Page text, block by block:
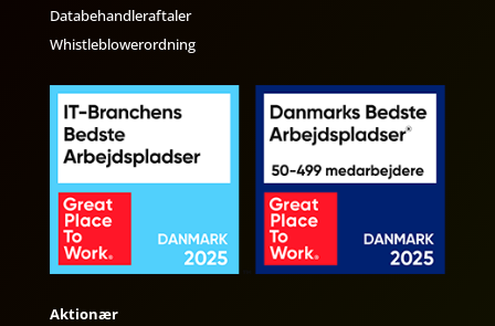
Databehandleraftaler
Whistleblowerordning
Aktionær